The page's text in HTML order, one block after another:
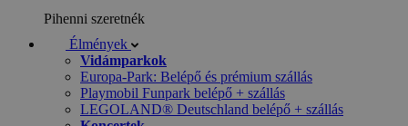
Pihenni szeretnék
Élmények
Vidámparkok
Europa-Park: Belépő és prémium szállás
Playmobil Funpark belépő + szállás
LEGOLAND® Deutschland belépő + szállás